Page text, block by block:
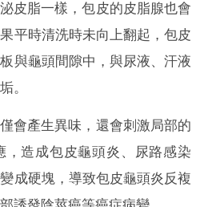
皮脂一樣，包皮的皮脂腺也會
平時清洗時未向上翻起，包皮
與龜頭間隙中，與尿液、汗液
。
會產生異味，還會刺激局部的
，造成包皮龜頭炎、尿路感染
成硬塊，導致包皮龜頭炎反複